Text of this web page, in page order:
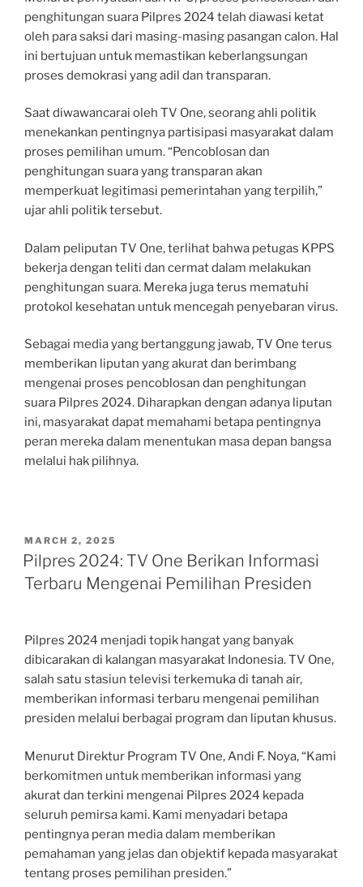
penghitungan suara Pilpres 2024 telah diawasi ketat
oleh para saksi dari masing-masing pasangan calon. Hal
ini bertujuan untuk memastikan keberlangsungan
proses demokrasi yang adil dan transparan.
Saat diwawancarai oleh TV One, seorang ahli politik
menekankan pentingnya partisipasi masyarakat dalam
proses pemilihan umum. “Pencoblosan dan
penghitungan suara yang transparan akan
memperkuat legitimasi pemerintahan yang terpilih,”
ujar ahli politik tersebut.
Dalam peliputan TV One, terlihat bahwa petugas KPPS
bekerja dengan teliti dan cermat dalam melakukan
penghitungan suara. Mereka juga terus mematuhi
protokol kesehatan untuk mencegah penyebaran virus.
Sebagai media yang bertanggung jawab, TV One terus
memberikan liputan yang akurat dan berimbang
mengenai proses pencoblosan dan penghitungan
suara Pilpres 2024. Diharapkan dengan adanya liputan
ini, masyarakat dapat memahami betapa pentingnya
peran mereka dalam menentukan masa depan bangsa
melalui hak pilihnya.
POSTED
ON
MARCH 2, 2025
Pilpres 2024: TV One Berikan Informasi
Terbaru Mengenai Pemilihan Presiden
Pilpres 2024 menjadi topik hangat yang banyak
dibicarakan di kalangan masyarakat Indonesia. TV One,
salah satu stasiun televisi terkemuka di tanah air,
memberikan informasi terbaru mengenai pemilihan
presiden melalui berbagai program dan liputan khusus.
Menurut Direktur Program TV One, Andi F. Noya, “Kami
berkomitmen untuk memberikan informasi yang
akurat dan terkini mengenai Pilpres 2024 kepada
seluruh pemirsa kami. Kami menyadari betapa
pentingnya peran media dalam memberikan
pemahaman yang jelas dan objektif kepada masyarakat
tentang proses pemilihan presiden.”